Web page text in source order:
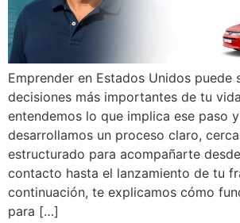
Emprender en Estados Unidos puede
decisiones más importantes de tu
entendemos lo que implica ese paso
desarrollamos un proceso claro,
estructurado para acompañarte
contacto hasta el lanzamiento de tu
continuación, te explicamos cómo
para […]